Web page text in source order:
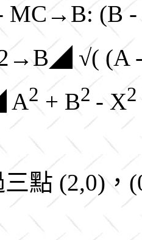
MC→B:
√( (A
A2 + B2 - X2
點 (2,0)，